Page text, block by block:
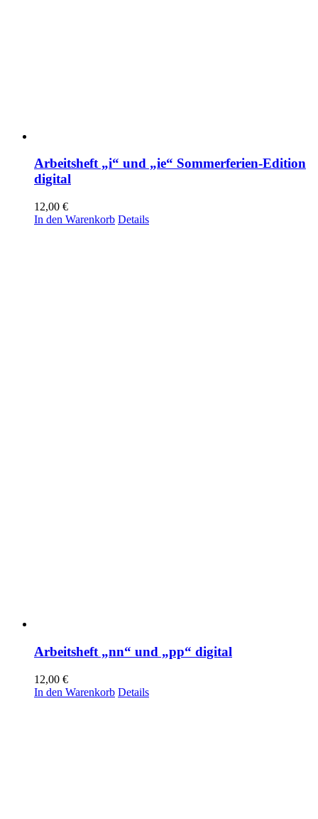
Arbeitsheft „i“ und „ie“ Sommerferien-Edition
digital
12,00 €
In den Warenkorb Details
Arbeitsheft „nn“ und „pp“ digital
12,00 €
In den Warenkorb Details